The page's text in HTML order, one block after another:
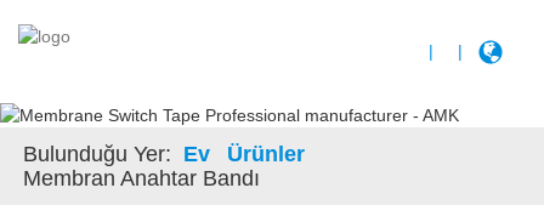
| |
Bulunduğu Yer: Ev
Ürünler
Membran Anahtar Bandı